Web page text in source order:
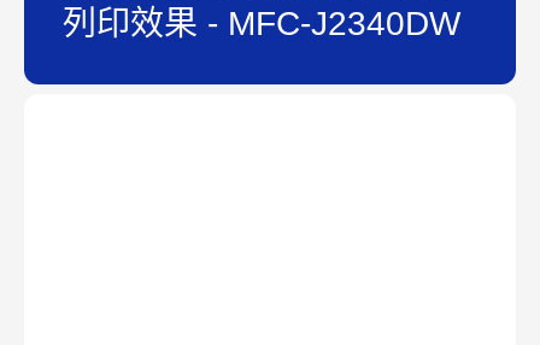
列印效果 - MFC-J2340DW